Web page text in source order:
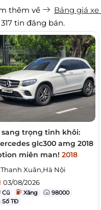
thêm về
Bảng giá
317 tin đăng bán.
sang trọng tinh khôi:
glc300 amg 2018
miên man! 2018
Thanh Xuân,Hà Nội
03/08/2026
Cũ Xăng
98000
Số TĐ